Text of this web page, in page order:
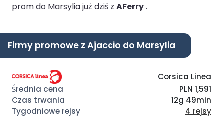
prom do Marsylia już dziś z AFerry.
Firmy promowe z Ajaccio do Marsylia
Corsica Linea
PLN 1,591
12g 49min
4 rejsy